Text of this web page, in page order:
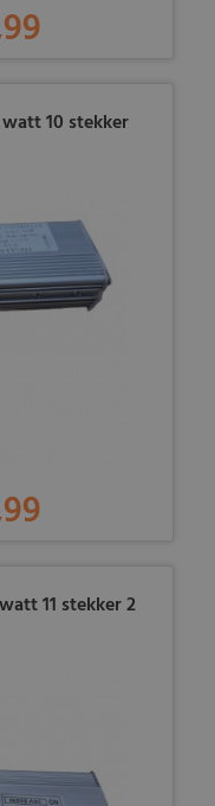
10 stekker
11 stekker 2